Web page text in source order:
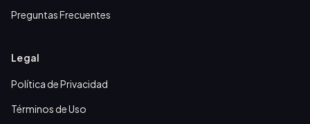
Preguntas Frecuentes
Legal
Política de Privacidad
Términos de Uso